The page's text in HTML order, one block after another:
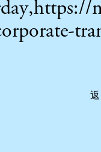
,https://